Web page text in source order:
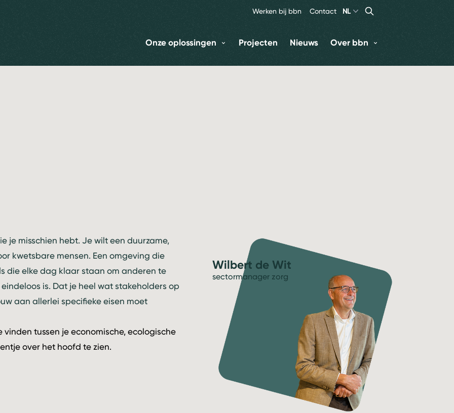
Werken bij bbn Contact NL Search
Zoeken
Onze oplossingen Projecten Nieuws Over bbn
je misschien hebt. Je wilt een duurzame,
kwetsbare mensen. Een omgeving die
die elke dag klaar staan om anderen te
is. Dat je heel wat stakeholders op
aan allerlei specifieke eisen moet
tussen je economische, ecologische
over het hoofd te zien.
Wilbert de Wit
sectormanager zorg